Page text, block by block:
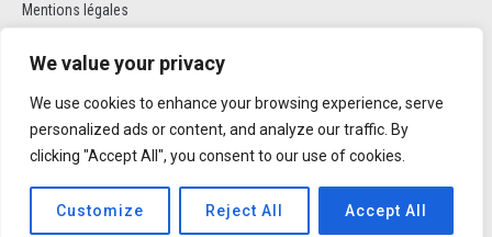
We value your privacy
We use cookies to enhance your browsing experience, serve
personalized ads or content, and analyze our traffic. By
clicking "Accept All", you consent to our use of cookies.
Customize Reject All Accept All
Mentions légales
Politique de cookie et de confidentalité
RÉSEAUX SOCIAUX
Réalisé parTrusty Studio